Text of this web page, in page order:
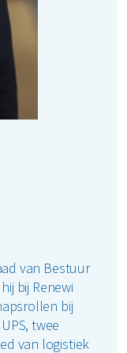
van Bestuur
bij Renewi
bij
twee
van logistiek